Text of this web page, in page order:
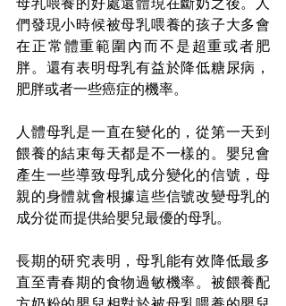
們發現小時候被母乳喂養的孩子大多會
在正常體重範圍內而不是超重或者肥
胖。還有表明母乳有益於降低糖尿病，
肥胖或者一些癌症的機率。
人體母乳是一直在變化的，從第一天到
餵養的結束每天都是不一樣的。嬰兒會
產生一些導致母乳成分變化的信號，母
親的身體就會根據這些信號改變母乳的
成分從而提供給嬰兒最優的母乳。
長期的研究表明，母乳能有效降低最多
直至青春期的食物過敏機率。被餵養配